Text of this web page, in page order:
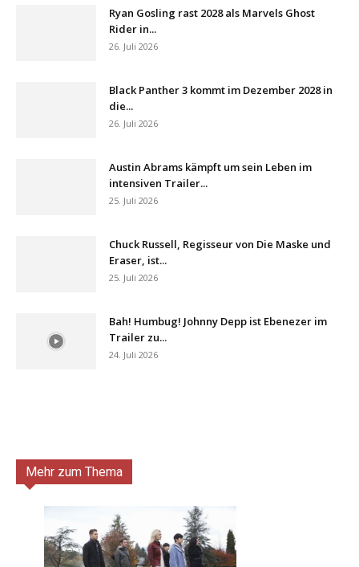
Ryan Gosling rast 2028 als Marvels Ghost
Rider in...
26. Juli 2026
Black Panther 3 kommt im Dezember 2028 in
die...
26. Juli 2026
Austin Abrams kämpft um sein Leben im
intensiven Trailer...
25. Juli 2026
Chuck Russell, Regisseur von Die Maske und
Eraser, ist...
25. Juli 2026
Bah! Humbug! Johnny Depp ist Ebenezer im
Trailer zu...
24. Juli 2026
Mehr zum Thema